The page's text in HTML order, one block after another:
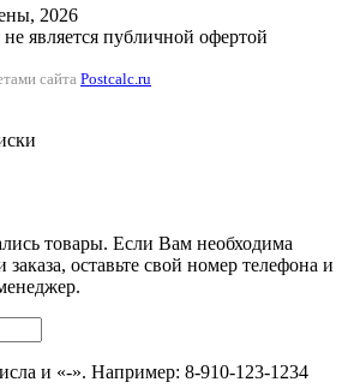
2026
является публичной офертой
сайта Postcalc.ru
товары. Если Вам необходима
оставьте свой номер телефона и
и «-». Например: 8-910-123-1234